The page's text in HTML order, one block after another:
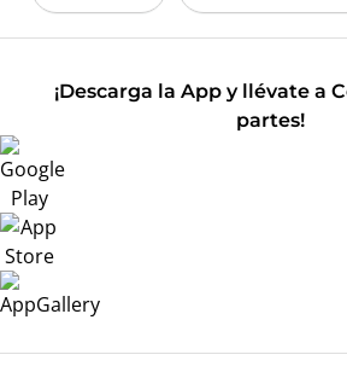
¡Descarga la App y llévate a
partes!